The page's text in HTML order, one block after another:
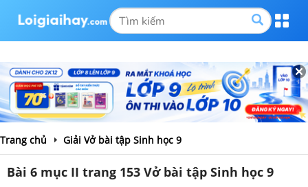
Trang chủ Giải Vở bài tập Sinh học 9
Bài 6 mục II trang 153 Vở bài tập Sinh học 9